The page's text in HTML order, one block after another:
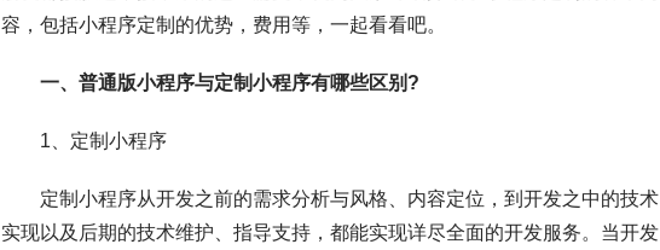
容，包括小程序定制的优势，费用等，一起看看吧。
一、普通版小程序与定制小程序有哪些区别?
1、定制小程序
定制小程序从开发之前的需求分析与风格、内容定位，到开发之中的技术
实现以及后期的技术维护、指导支持，都能实现详尽全面的开发服务。当开发